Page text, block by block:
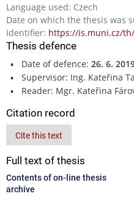
Language used: Czech
Date on which the thesis was
Identifier: https://is.muni.cz/
Thesis defence
Date of defence: 26. 6.
Supervisor: Ing. Kateřina
Reader: Mgr. Kateřina
Citation record
Cite this text
Full text of thesis
Contents of on-line thesis
archive